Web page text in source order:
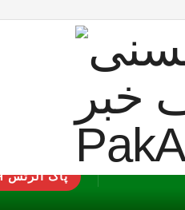
ENGLISH پاک الرٹس